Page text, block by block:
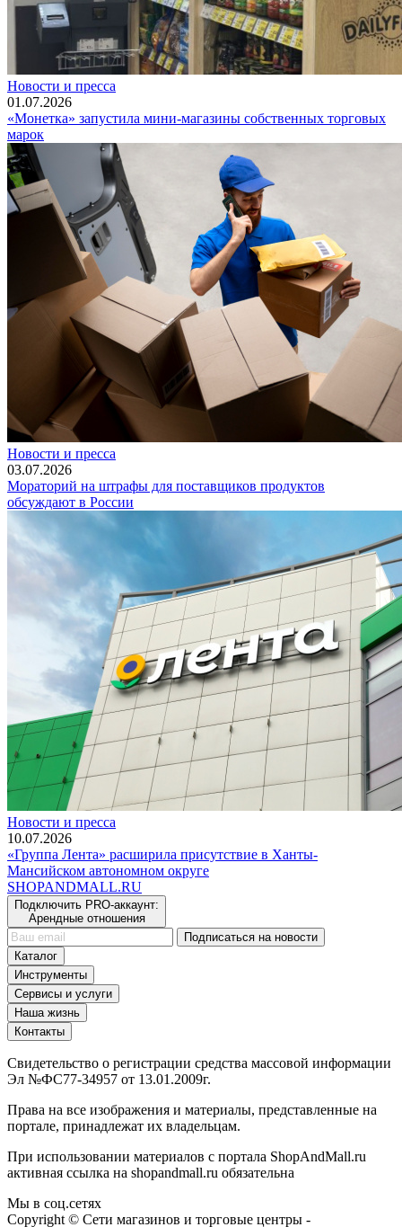
Новости и пресса
01.07.2026
«Монетка» запустила мини-магазины собственных торговых
марок
Новости и пресса
03.07.2026
Мораторий на штрафы для поставщиков продуктов
обсуждают в России
Новости и пресса
10.07.2026
«Группа Лента» расширила присутствие в Ханты-
Мансийском автономном округе
SHOPANDMALL.RU
Подключить PRO-аккаунт:
Арендные отношения
Подписаться на новости
Каталог
Инструменты
Сервисы и услуги
Наша жизнь
Контакты
Свидетельство о регистрации средства массовой информации
Эл №ФС77-34957 от 13.01.2009г.
Права на все изображения и материалы, представленные на
портале, принадлежат их владельцам.
При использовании материалов с портала ShopAndMall.ru
активная ссылка на shopandmall.ru обязательна
Мы в соц.сетях
Copyright © Сети магазинов и торговые центры -